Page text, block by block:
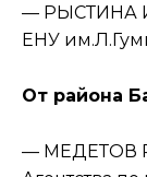
— РЫСТИНА
ЕНУ
От района
— МЕДЕТОВ